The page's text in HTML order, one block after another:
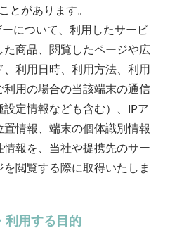
とがあります。
について、利用したサービ
商品、閲覧したページや広
利用日時、利用方法、利用
用の場合の当該端末の通信
定情報なども含む）、IPア
置情報、端末の個体識別情報
報を、当社や提携先のサー
閲覧する際に取得いたしま
利用する目的